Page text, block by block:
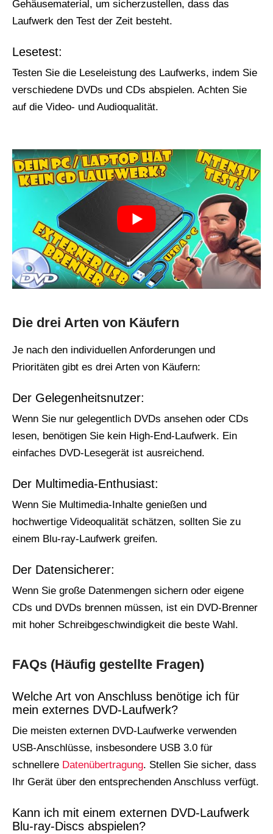
Gehäusematerial, um sicherzustellen, dass das
Laufwerk den Test der Zeit besteht.
Lesetest:
Testen Sie die Leseleistung des Laufwerks, indem Sie
verschiedene DVDs und CDs abspielen. Achten Sie
auf die Video- und Audioqualität.
Die drei Arten von Käufern
Je nach den individuellen Anforderungen und
Prioritäten gibt es drei Arten von Käufern:
Der Gelegenheitsnutzer:
Wenn Sie nur gelegentlich DVDs ansehen oder CDs
lesen, benötigen Sie kein High-End-Laufwerk. Ein
einfaches DVD-Lesegerät ist ausreichend.
Der Multimedia-Enthusiast:
Wenn Sie Multimedia-Inhalte genießen und
hochwertige Videoqualität schätzen, sollten Sie zu
einem Blu-ray-Laufwerk greifen.
Der Datensicherer:
Wenn Sie große Datenmengen sichern oder eigene
CDs und DVDs brennen müssen, ist ein DVD-Brenner
mit hoher Schreibgeschwindigkeit die beste Wahl.
FAQs (Häufig gestellte Fragen)
Welche Art von Anschluss benötige ich für
mein externes DVD-Laufwerk?
Die meisten externen DVD-Laufwerke verwenden
USB-Anschlüsse, insbesondere USB 3.0 für
schnellere Datenübertragung. Stellen Sie sicher, dass
Ihr Gerät über den entsprechenden Anschluss verfügt.
Kann ich mit einem externen DVD-Laufwerk
Blu-ray-Discs abspielen?